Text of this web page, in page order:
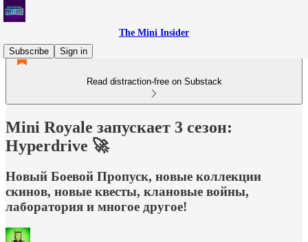
The Mini Insider
Subscribe
Sign in
Read distraction-free on Substack
Mini Royale запускает 3 сезон:
Hyperdrive 🚀
Новый Боевой Пропуск, новые коллекции
скинов, новые квесты, клановые войны,
лаборатория и многое другое!